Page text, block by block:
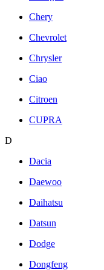
Chery
Chevrolet
Chrysler
Ciao
Citroen
CUPRA
D
Dacia
Daewoo
Daihatsu
Datsun
Dodge
Dongfeng